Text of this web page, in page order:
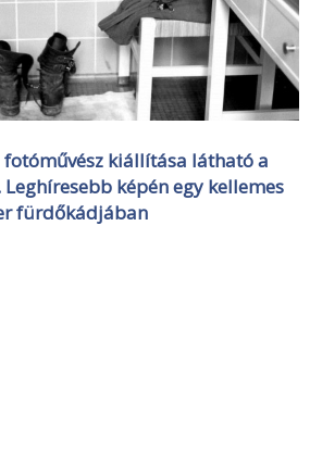
kiállítása látható a
képén egy kellemes
fürdőkádjában